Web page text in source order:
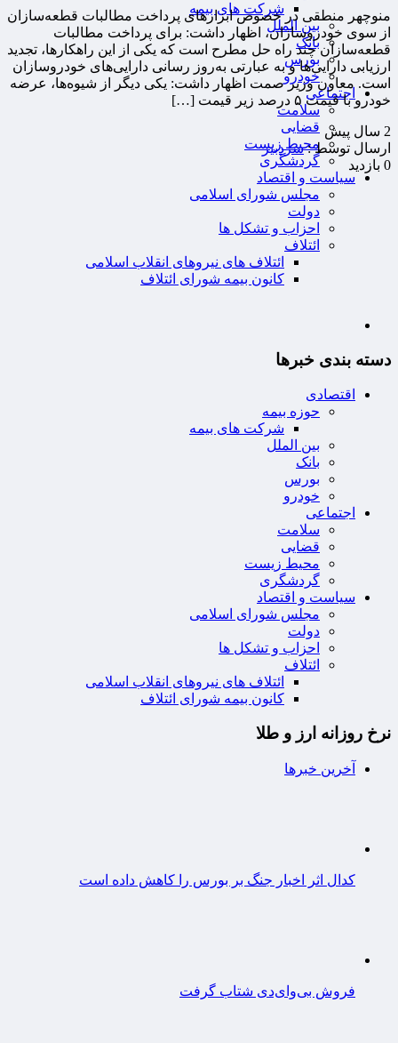
شرکت های بیمه
بین الملل
بانک
بورس
خودرو
اجتماعی
سلامت
قضایی
محیط زیست
گردشگری
سیاست و اقتصاد
مجلس شورای اسلامی
دولت
احزاب و تشکل ها
ائتلاف
ائتلاف های نیروهای انقلاب اسلامی
کانون بیمه شورای ائتلاف
منوچهر منطقی در خصوص ابزارهای پرداخت مطالبات قطعه‌سازان
از سوی خودروسازان، اظهار داشت: برای پرداخت مطالبات
قطعه‌سازان چند راه حل مطرح است که یکی از این راهکارها، تجدید
ارزیابی دارایی‌ها‌ و به عبارتی به‌روز رسانی دارایی‌های خودروسازان
است. معاون وزیر صمت اظهار داشت: یکی دیگر از شیوه‌ها، عرضه
خودرو با قیمت ۵ درصد زیر قیمت […]
2 سال پيش
ارسال توسط :سردبیر
0 بازدید
دسته بندی خبرها
اقتصادی
حوزه بیمه
شرکت های بیمه
بین الملل
بانک
بورس
خودرو
اجتماعی
سلامت
قضایی
محیط زیست
گردشگری
سیاست و اقتصاد
مجلس شورای اسلامی
دولت
احزاب و تشکل ها
ائتلاف
ائتلاف های نیروهای انقلاب اسلامی
کانون بیمه شورای ائتلاف
نرخ روزانه ارز و طلا
آخرین خبرها
کدال اثر اخبار جنگ بر بورس را کاهش داده است
فروش بی‌وای‌دی شتاب گرفت